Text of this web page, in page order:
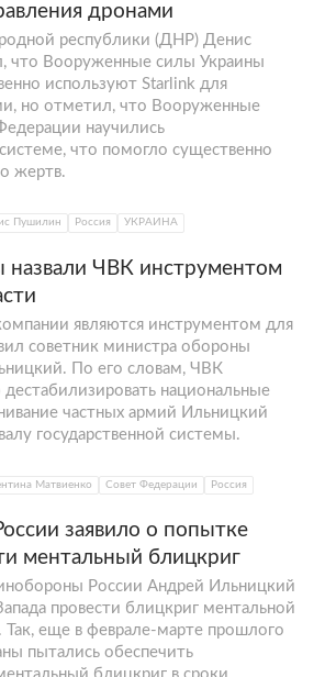
дронами
республики (ДНР) Денис
что Вооруженные силы Украины
используют Starlink для
но отметил, что Вооруженные
научились
что помогло существенно
жертв.
Пушилин Россия УКРАИНА
ЧВК инструментом
являются инструментом для
советник министра обороны
По его словам, ЧВК
национальные
частных армий Ильницкий
государственной системы.
Матвиенко Совет Федерации Россия
заявило о попытке
ментальный блицкриг
России Андрей Ильницкий
провести блицкриг ментальной
Так, еще в феврале-марте прошлого
пытались обеспечить